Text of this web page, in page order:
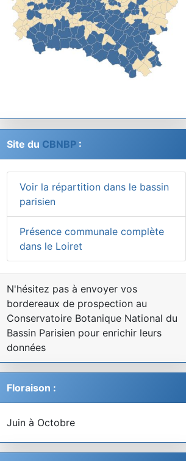
Site du CBNBP :
Voir la répartition dans le bassin
parisien
Présence communale complète
dans le Loiret
N'hésitez pas à envoyer vos
bordereaux de prospection au
Conservatoire Botanique National du
Bassin Parisien pour enrichir leurs
données
Floraison :
Juin à Octobre